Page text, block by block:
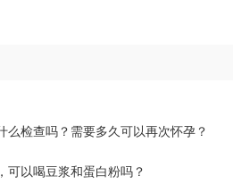
么检查吗？需要多久可以再次怀孕？
可以喝豆浆和蛋白粉吗？